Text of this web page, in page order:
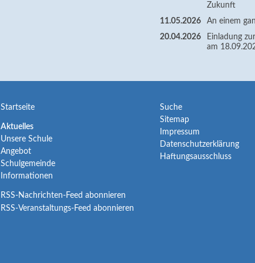
Zukunft
11.05.2026
An einem
20.04.2026
Einladung
am
Navigation
überspringen
Startseite
Navigation
überspringen
Aktuelles
Unsere Schule
Angebot
Schulgemeinde
Informationen
RSS-Nachrichten-Feed abonnieren
RSS-Veranstaltungs-Feed abonnieren
Navigation
überspringen
Suche
Sitemap
Impressum
Datenschutzerklärung
Haftungsausschluss